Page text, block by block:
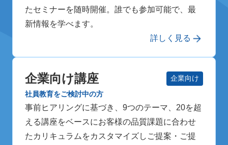
たセミナーを随時開催。誰でも参加可能で、最
新情報を学べます。
詳しく見る
企業向け講座
企業向け
社員教育をご検討中の方
事前ヒアリングに基づき、9つのテーマ、20を超
える講座をベースにお客様の品質課題に合わせ
たカリキュラムをカスタマイズしご提案・ご提